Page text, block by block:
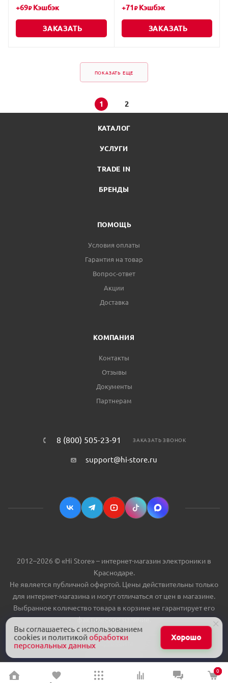
Вы соглашаетесь с использованием
cookies и политикойобработки
персональных данных
Хорошо
+69₽Кэшбэк
ЗАКАЗАТЬ
+71₽Кэшбэк
ЗАКАЗАТЬ
ПОКАЗАТЬ ЕЩЕ
1 2
КАТАЛОГ
УСЛУГИ
TRADE IN
БРЕНДЫ
ПОМОЩЬ
Условия оплаты
Гарантия на товар
Вопрос-ответ
Акции
Доставка
КОМПАНИЯ
Контакты
Отзывы
Документы
Партнерам
8 (800) 505-23-91 ЗАКАЗАТЬ ЗВОНОК
support@hi-store.ru
2012–2026 © «Hi Store» – интернет-магазин электроники в
Краснодаре.
Не является публичной офертой. Цены действительны только
для интернет-магазина и могут отличаться от цен в магазине.
Выбранное количество товара в корзине не гарантирует его
фактическое наличие.
Карта сайта
0
0
0